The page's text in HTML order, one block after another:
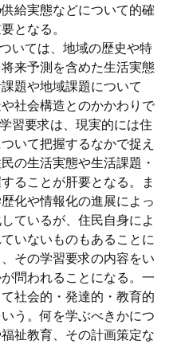
給実態などについて的確
となる。
いては、地域の歴史や特
来予測を含めた生活実態
題や地域課題について
社会構造とのかかわりで
習要求は、現実的には住
いて把握するなかで捉え
の生活実態や生活課題・
ることが肝要となる。ま
化や情報化の進展によっ
ているが、住民自身によ
いないものもあることに
その学習要求の内容をい
問われることになる。一
社会的・発達的・教育的
う。何を学ぶべきかにつ
祉教育、その計画策定な